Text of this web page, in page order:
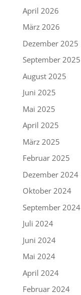
April 2026
März 2026
Dezember 2025
September 2025
August 2025
Juni 2025
Mai 2025
April 2025
März 2025
Februar 2025
Dezember 2024
Oktober 2024
September 2024
Juli 2024
Juni 2024
Mai 2024
April 2024
Februar 2024